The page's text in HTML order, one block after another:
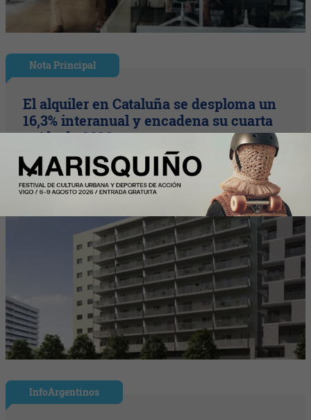
Nota Principal
El alquiler en Cataluña se desploma un
16,3% interanual y encadena su cuarta
caída de 2026
InfoArgentinos